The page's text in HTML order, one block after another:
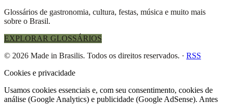
Glossários de gastronomia, cultura, festas, música e muito mais
sobre o Brasil.
EXPLORAR GLOSSÁRIOS
© 2026 Made in Brasilis. Todos os direitos reservados. · RSS
Cookies e privacidade
Usamos cookies essenciais e, com seu consentimento, cookies de
análise (Google Analytics) e publicidade (Google AdSense). Antes